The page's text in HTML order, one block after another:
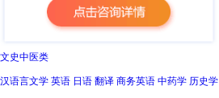
文史中医类
汉语言文学 英语 日语 翻译 商务英语 中药学 历史学